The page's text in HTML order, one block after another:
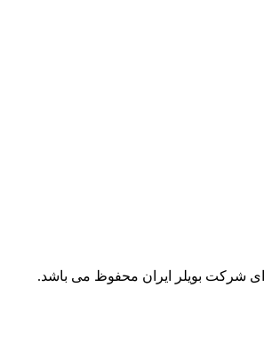
شرکت بویلر ایران محفوظ می باشد.